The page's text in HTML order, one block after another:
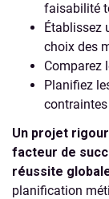
faisabilité
Établissez
choix des
Comparez
Planifiez
Un projet
facteur de
réussite
planification